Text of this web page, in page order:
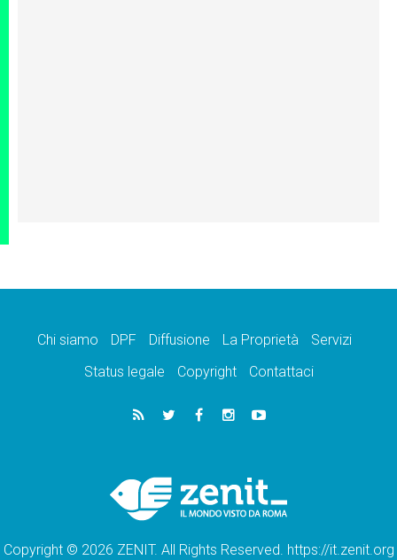
Chi siamo DPF Diffusione La Proprietà
Servizi
Status legale
Copyright Contattaci
Copyright © 2026 ZENIT. All Rights Reserved. https://it.zenit.org